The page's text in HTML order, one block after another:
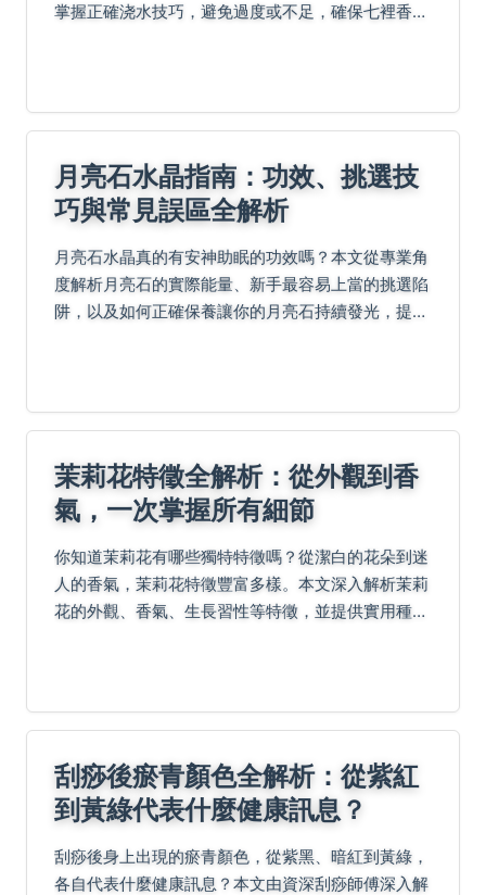
掌握正確浇水技巧，避免過度或不足，確保七裡香健
月亮石水晶指南：功效、挑選技
巧與常見誤區全解析
月亮石水晶真的有安神助眠的功效嗎？本文從專業角
度解析月亮石的實際能量、新手最容易上當的挑選陷
阱，以及如何正確保養讓你的月亮石持續發光，提供
茉莉花特徵全解析：從外觀到香
氣，一次掌握所有細節
你知道茉莉花有哪些獨特特徵嗎？從潔白的花朵到迷
人的香氣，茉莉花特徵豐富多樣。本文深入解析茉莉
花的外觀、香氣、生長習性等特徵，並提供實用種植
刮痧後瘀青顏色全解析：從紫紅
到黃綠代表什麼健康訊息？
刮痧後身上出現的瘀青顏色，從紫黑、暗紅到黃綠，
各自代表什麼健康訊息？本文由資深刮痧師傅深入解